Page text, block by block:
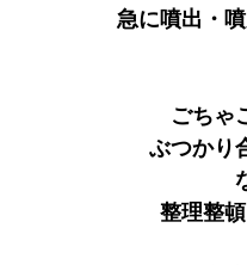
急に噴出・
ごちゃ
ぶつかり
整理整頓